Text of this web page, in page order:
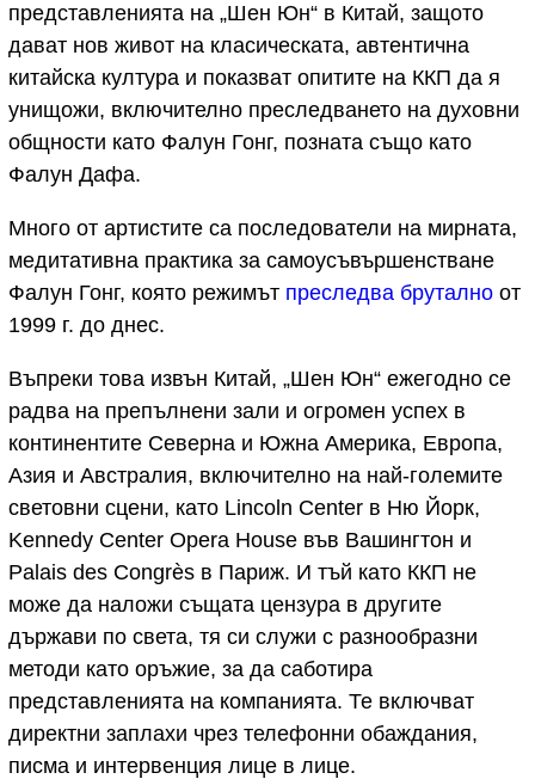
представленията на „Шен Юн“ в Китай, защото
дават нов живот на класическата, автентична
китайска култура и показват опитите на ККП да я
унищожи, включително преследването на духовни
общности като Фалун Гонг, позната също като
Фалун Дафа.
Много от артистите са последователи на мирната,
медитативна практика за самоусъвършенстване
Фалун Гонг, която режимът преследва брутално от
1999 г. до днес.
Въпреки това извън Китай, „Шен Юн“ ежегодно се
радва на препълнени зали и огромен успех в
континентите Северна и Южна Америка, Европа,
Азия и Австралия, включително на най-големите
световни сцени, като Lincoln Center в Ню Йорк,
Kennedy Center Opera House във Вашингтон и
Palais des Congrès в Париж. И тъй като ККП не
може да наложи същата цензура в другите
държави по света, тя си служи с разнообразни
методи като оръжие, за да саботира
представленията на компанията. Те включват
директни заплахи чрез телефонни обаждания,
писма и интервенция лице в лице.